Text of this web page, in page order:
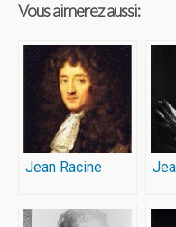
Vous aimerez aussi:
Jean Racine